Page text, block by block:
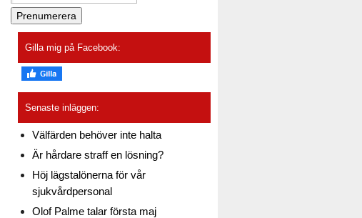
Gilla mig på Facebook:
Senaste inläggen:
Välfärden behöver inte halta
Är hårdare straff en lösning?
Höj lägstalönerna för vår
sjukvårdpersonal
Olof Palme talar första maj